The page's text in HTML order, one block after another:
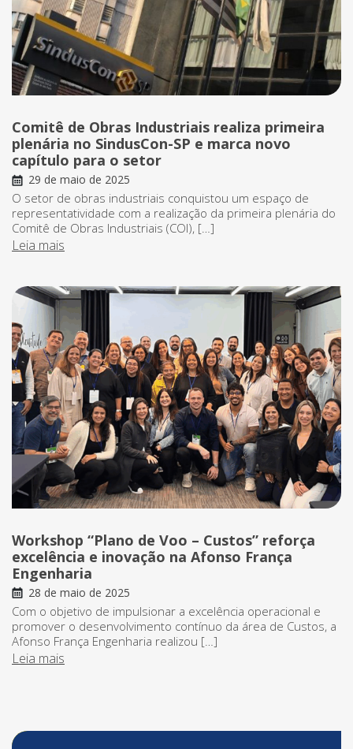
Comitê de Obras Industriais realiza primeira
plenária no SindusCon-SP e marca novo
capítulo para o setor
29 de maio de 2025
O setor de obras industriais conquistou um espaço de
representatividade com a realização da primeira plenária do
Comitê de Obras Industriais (COI), […]
Leia mais
Workshop “Plano de Voo – Custos” reforça
excelência e inovação na Afonso França
Engenharia
28 de maio de 2025
Com o objetivo de impulsionar a excelência operacional e
promover o desenvolvimento contínuo da área de Custos, a
Afonso França Engenharia realizou […]
Leia mais